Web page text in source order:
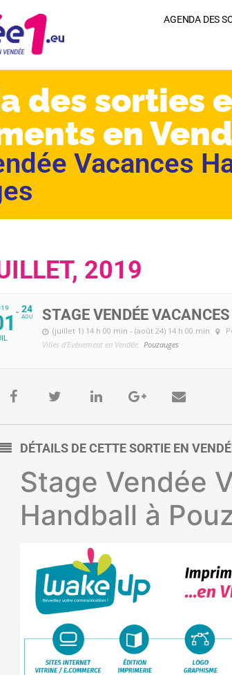
AGENDA DES
des sorties
en
Vacances
2019
24
AOU STAGE VENDÉE
(juillet 1) 14 h 00 min - (août 24) 14 h 00 min
Villes d'Evénement en Vendée: Pouzauges
DÉTAILS DE CETTE SORTIE EN
Stage Vendée
Handball à